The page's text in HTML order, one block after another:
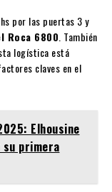
por las puertas 3 y
Roca 6800 . También
logística está
claves en el
Elhousine
su primera